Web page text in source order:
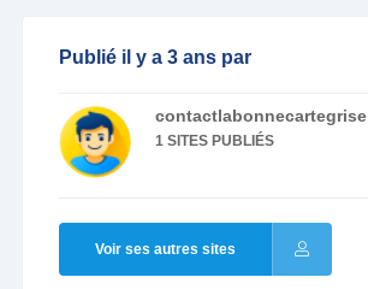
Publié il y a 3 ans par
contactlabonnecartegrise
1 SITES PUBLIÉS
Voir ses autres sites